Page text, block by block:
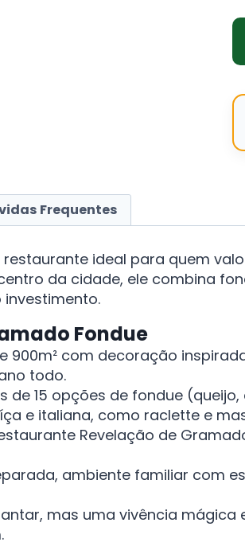
Frequentes
restaurante ideal para quem
da cidade, ele combina
Fondue
900m² com decoração
todo.
de 15 opções de fondue
e italiana, como raclette e
Revelação de
ambiente familiar com
mas uma vivência